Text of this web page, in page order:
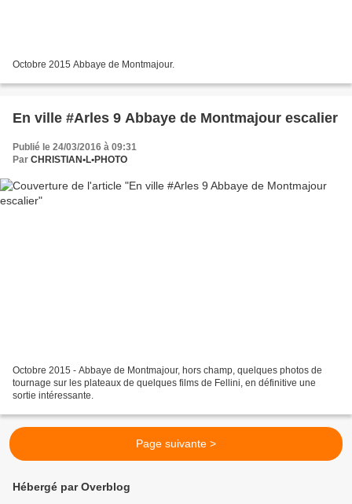
Octobre 2015 Abbaye de Montmajour.
En ville #Arles 9 Abbaye de Montmajour escalier
Publié le 24/03/2016 à 09:31
Par CHRISTIAN•L•PHOTO
Octobre 2015 - Abbaye de Montmajour, hors champ, quelques photos de
tournage sur les plateaux de quelques films de Fellini, en définitive une
sortie intéressante.
Page suivante >
Hébergé par Overblog